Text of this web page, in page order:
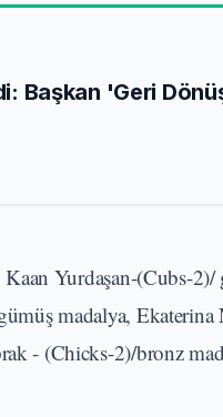
Başkan 'Geri
Yurdaşan-(Cubs-2)/
madalya, Ekaterina
- (Chicks-2)/bronz